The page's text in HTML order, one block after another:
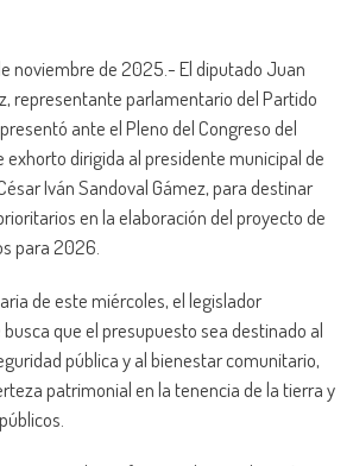
noviembre de 2025.- El diputado Juan
representante parlamentario del Partido
ante el Pleno del Congreso del
exhorto dirigida al presidente municipal de
Iván Sandoval Gámez, para destinar
en la elaboración del proyecto de
para 2026.
de este miércoles, el legislador
que el presupuesto sea destinado al
pública y al bienestar comunitario,
patrimonial en la tenencia de la tierra y